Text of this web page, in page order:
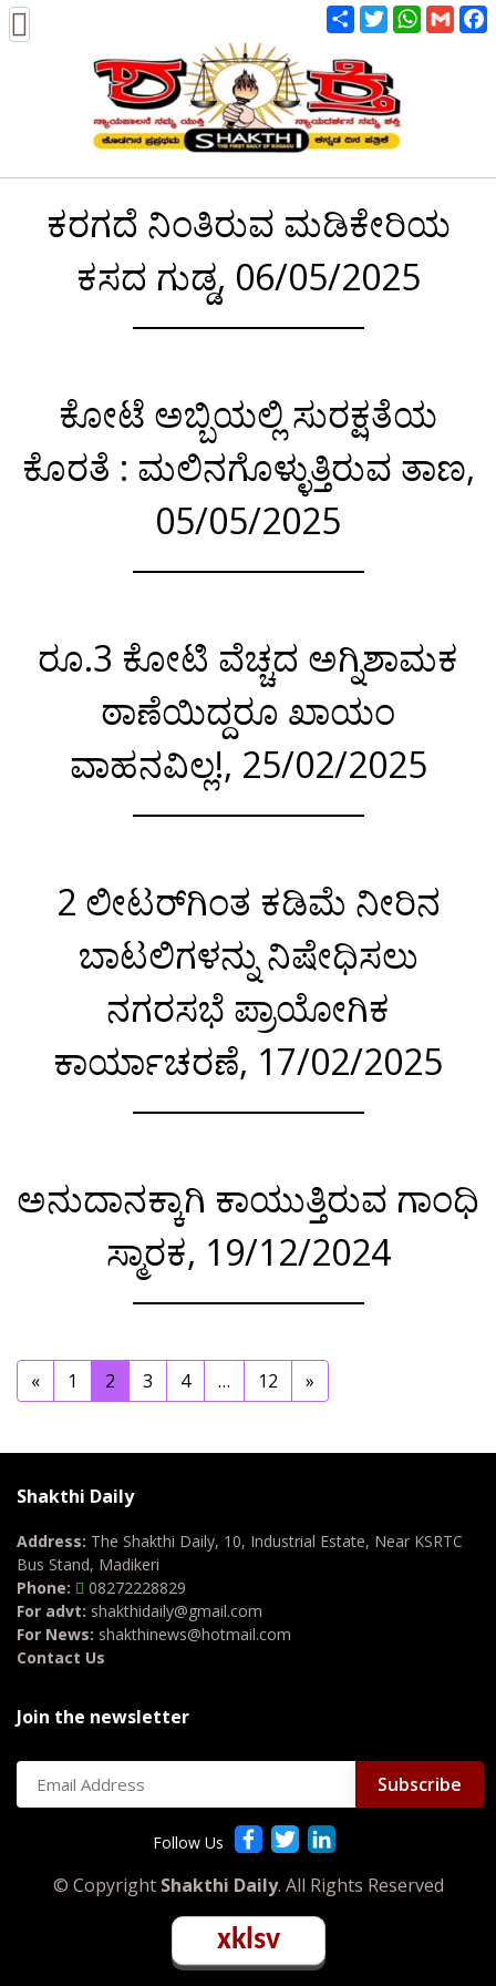
ಕರಗದೆ ನಿಂತಿರುವ ಮಡಿಕೇರಿಯ
ಕಸದ ಗುಡ್ಡ, 06/05/2025
ಕೋಟೆ ಅಬ್ಬಿಯಲ್ಲಿ ಸುರಕ್ಷತೆಯ
ಕೊರತೆ : ಮಲಿನಗೊಳ್ಳುತ್ತಿರುವ ತಾಣ,
05/05/2025
ರೂ.3 ಕೋಟಿ ವೆಚ್ಚದ ಅಗ್ನಿಶಾಮಕ
ಠಾಣೆಯಿದ್ದರೂ ಖಾಯಂ
ವಾಹನವಿಲ್ಲ!, 25/02/2025
2 ಲೀಟರ್‌ಗಿಂತ ಕಡಿಮೆ ನೀರಿನ
ಬಾಟಲಿಗಳನ್ನು ನಿಷೇಧಿಸಲು
ನಗರಸಭೆ ಪ್ರಾಯೋಗಿಕ
ಕಾರ್ಯಾಚರಣೆ, 17/02/2025
ಅನುದಾನಕ್ಕಾಗಿ ಕಾಯುತ್ತಿರುವ ಗಾಂಧಿ
ಸ್ಮಾರಕ, 19/12/2024
« 1 2 3 4 … 12 »
Shakthi Daily
Address: The Shakthi Daily, 10, Industrial Estate, Near KSRTC
Bus Stand, Madikeri
Phone:
08272228829
For advt: shakthidaily@gmail.com
For News: shakthinews@hotmail.com
Contact Us
Join the newsletter
Follow Us
© Copyright Shakthi Daily. All Rights Reserved
xklsv
ShareTwitter